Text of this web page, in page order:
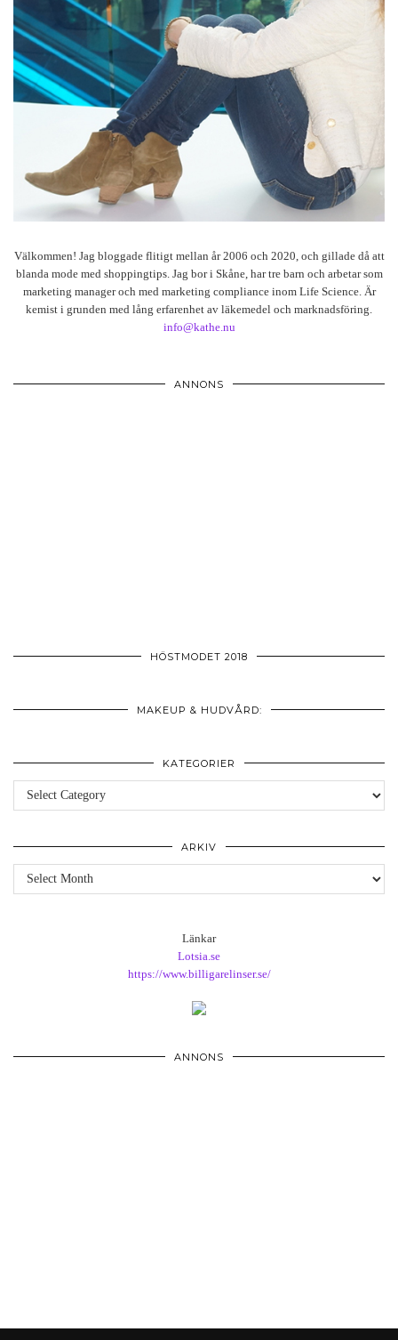
Välkommen! Jag bloggade flitigt mellan år 2006 och 2020, och gillade då att
blanda mode med shoppingtips. Jag bor i Skåne, har tre barn och arbetar som
marketing manager och med marketing compliance inom Life Science. Är
kemist i grunden med lång erfarenhet av läkemedel och marknadsföring.
info@kathe.nu
ANNONS
HÖSTMODET 2018
MAKEUP & HUDVÅRD:
KATEGORIER
Kategorier
ARKIV
Arkiv
Länkar
Lotsia.se
https://www.billigarelinser.se/
ANNONS